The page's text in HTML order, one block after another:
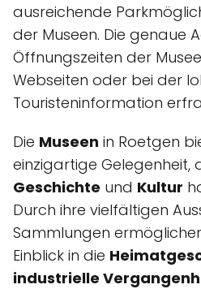
ausreichende
der Museen. Die genaue
Öffnungszeiten der
Webseiten oder bei der
Touristeninformation
Die Museen in Roetgen
einzigartige Gelegenheit,
Geschichte und Kultur
Durch ihre vielfältigen
Sammlungen
Einblick in die
industrielle